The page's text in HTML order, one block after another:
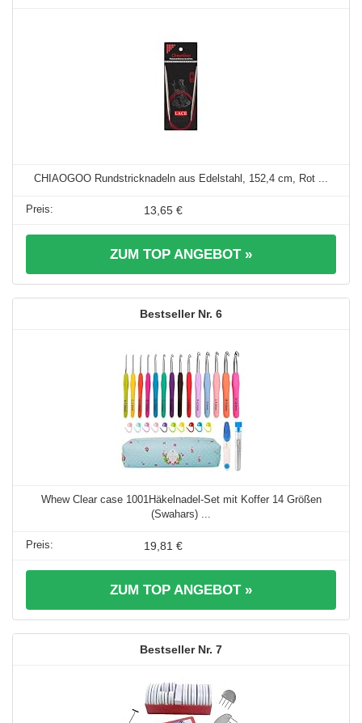
CHIAOGOO Rundstricknadeln aus Edelstahl, 152,4 cm, Rot ...
13,65 €
ZUM TOP ANGEBOT »
6
Whew Clear case 1001Häkelnadel-Set mit Koffer 14 Größen
(Swahars) ...
19,81 €
ZUM TOP ANGEBOT »
7